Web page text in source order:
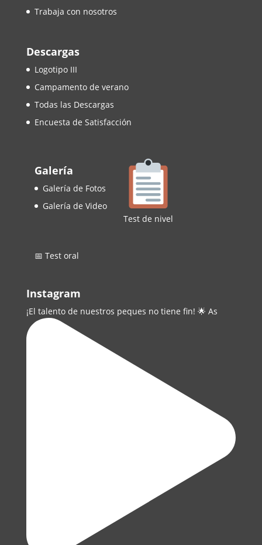
Trabaja con nosotros
Descargas
Logotipo III
Campamento de verano
Todas las Descargas
Encuesta de Satisfacción
Galería
Galería de Fotos
Galería de Video
Test de nivel
📅 Test oral
Instagram
¡El talento de nuestros peques no tiene fin! 🌟 As